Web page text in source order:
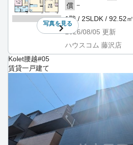
写真を見る
償 －
1階 / 2SLDK / 92.52㎡
2026/08/05 更新
ハウスコム 藤沢店
Kolet腰越#05
賃貸一戸建て